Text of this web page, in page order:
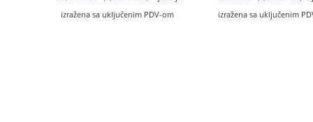
cijena
izražena sa uključenim PDV-om
izražena sa uključenim